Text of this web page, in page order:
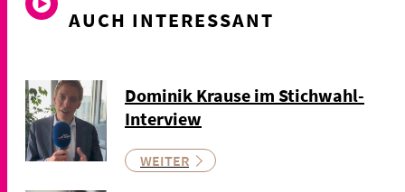
AUCH INTERESSANT
Dominik Krause im Stichwahl-
Interview
WEITER